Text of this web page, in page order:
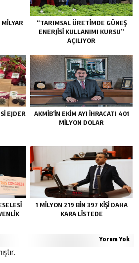
“TARIMSAL ÜRETİMDE GÜNEŞ
ENERJİSİ KULLANIMI KURSU”
AÇILIYOR
EJDER
AKMİB’İN EKİM AYI İHRACATI 401
MİLYON DOLAR
1 MİLYON 219 BİN 397 KİŞİ DAHA
KARA LİSTEDE
Yorum Yok